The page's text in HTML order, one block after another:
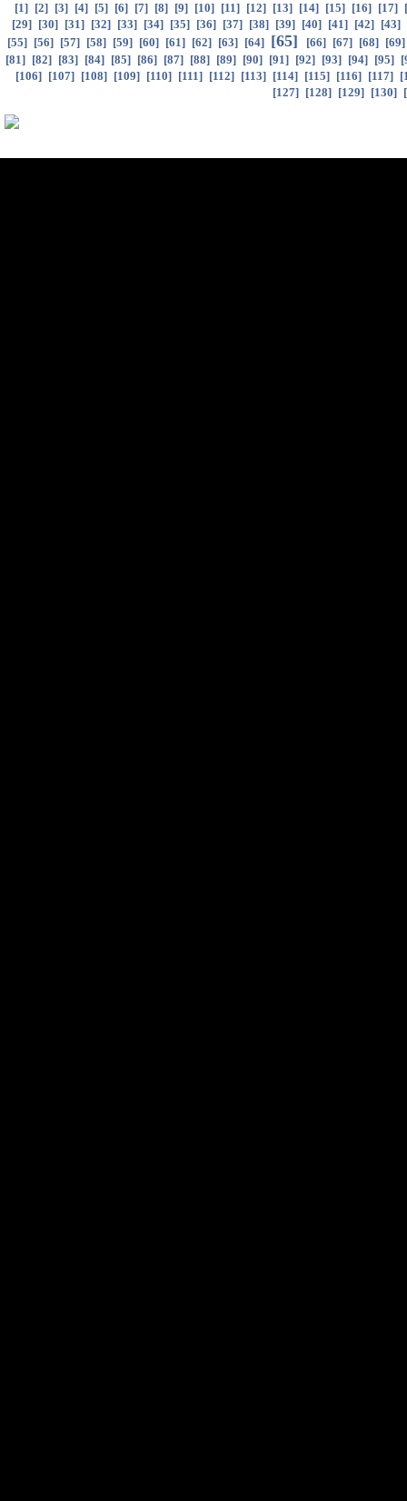
[1] [2] [3] [4] [5] [6] [7] [8] [9] [10] [11] [12] [13] [14] [15] [16] [17] [
[29] [30] [31] [32] [33] [34] [35] [36] [37] [38] [39] [40] [41] [42] [43]
[55] [56] [57] [58] [59] [60] [61] [62] [63] [64] [65] [66] [67] [68] [69]
[81] [82] [83] [84] [85] [86] [87] [88] [89] [90] [91] [92] [93] [94] [95] [
[106] [107] [108] [109] [110] [111] [112] [113] [114] [115] [116] [117] [
[127] [128] [129] [130] [